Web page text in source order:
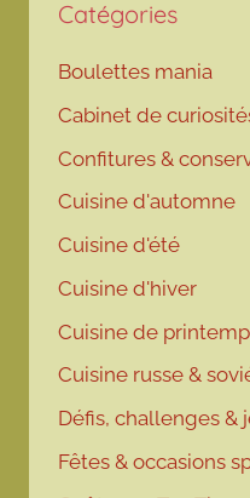
Catégories
Boulettes mania
Cabinet de
Confitures &
Cuisine d'automne
Cuisine d'été
Cuisine d'hiver
Cuisine de
Cuisine russe &
Défis, challenges &
Fêtes & occasions